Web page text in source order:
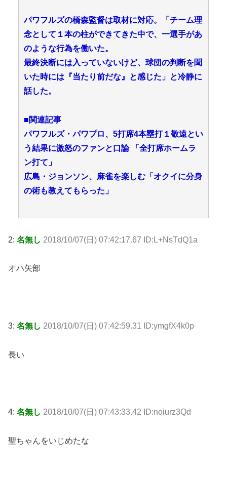
パワフルズの橋森監督は取材に対応。「チーム理
念として１本の柱ができてきた中で、一選手があ
のような行為を働いた。
最終決断には入っていないけど、球団の判断を聞
いた時には『当たり前だな』と感じた」と冷静に
話した。
■関連記事
パワフルズ・パワプロ、5打席4本塁打１敬遠とい
う結果に激怒のファンと口論 「全打席ホームラ
ン打て」
広島・ジョンソン、麻雀を楽しむ「オクイに分身
の術も教えてもらった」
2: 名無し 2018/10/07(日) 07:42:17.67 ID:L+NsTdQ1a
オハ矢部
3: 名無し 2018/10/07(日) 07:42:59.31 ID:ymgfX4k0p
長い
4: 名無し 2018/10/07(日) 07:43:33.42 ID:noiurz3Qd
聖ちゃんをいじめたな